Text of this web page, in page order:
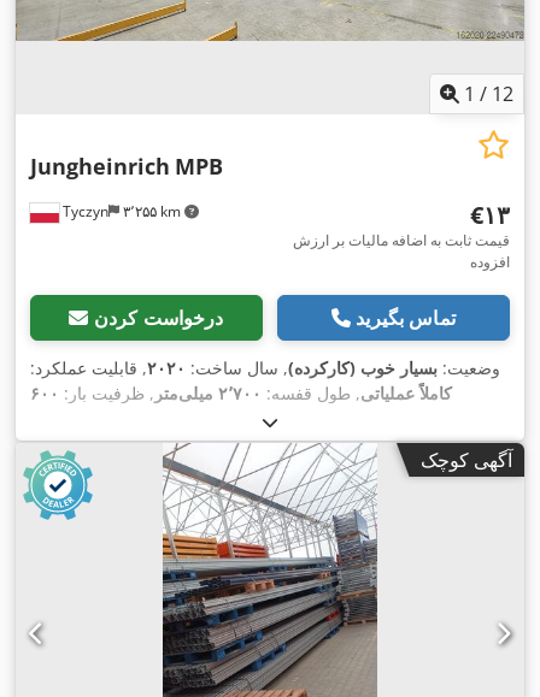
1 / 12
Tyczyn ۳٬۲۵۵ km
Jungheinrich MPB
‎€۱۳
قیمت ثابت به اضافه مالیات بر ارزش
افزوده
درخواست کردن تماس بگیرید
وضعیت: بسیار خوب (کارکرده), سال ساخت: ۲۰۲۰, قابلیت عملکرد:
کاملاً عملیاتی, طول قفسه: ۲٬۷۰۰ میلی‌متر , ظرفیت بار: ۶۰۰
کیلوگرم
آگهی کوچک